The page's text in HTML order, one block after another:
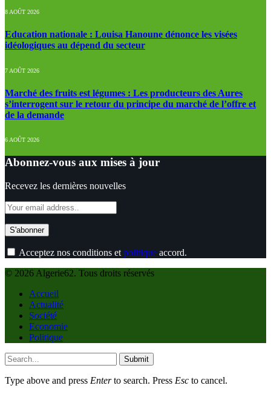
8 AOÛT 2026
Education nationale : Louisa Hanoune dénonce les visées
idéologiques au dépend du secteur
7 AOÛT 2026
Marché des fruits est légumes : Les producteurs des Aures
s’interrogent sur le retour du principe du marché de l’offre et
de la demande
6 AOÛT 2026
Abonnez-vous aux mises à jour
Recevez les dernières nouvelles
Acceptez nos conditions et politique accord.
© 2026 Algerie62. Tous droits réservés
Accueil
Actualité
Société
Economie
Politique
Submit
Type above and press Enterto search. Press Esc to cancel.